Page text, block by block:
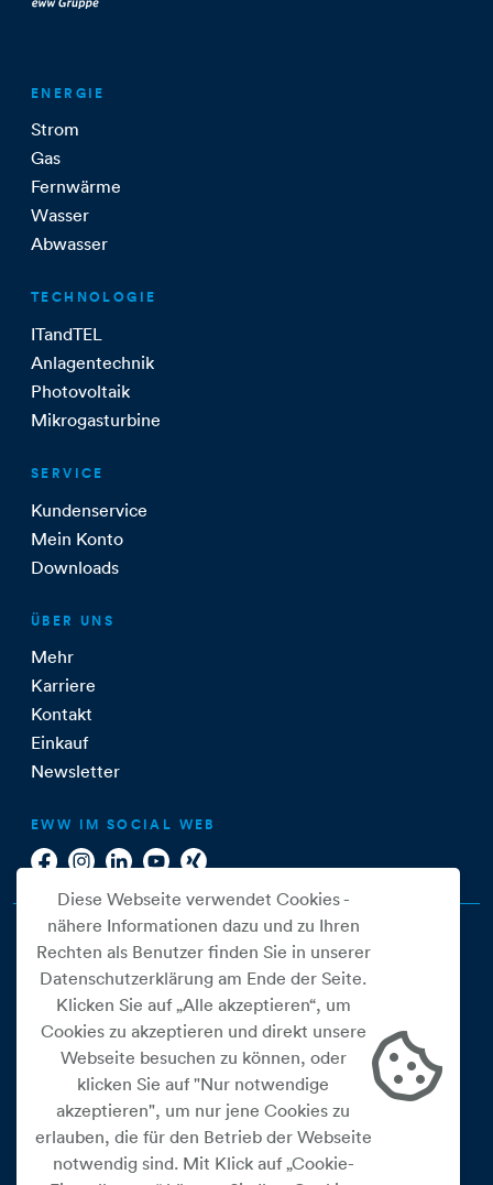
ENERGIE
Strom
Gas
Fernwärme
Wasser
Abwasser
TECHNOLOGIE
ITandTEL
Anlagentechnik
Photovoltaik
Mikrogasturbine
SERVICE
Kundenservice
Mein Konto
Downloads
ÜBER UNS
Mehr
Karriere
Kontakt
Einkauf
Newsletter
EWW IM SOCIAL WEB
Cookie Einstellungen
Datenschutz
Impressum
Diese Webseite verwendet Cookies -
nähere Informationen dazu und zu Ihren
Rechten als Benutzer finden Sie in unserer
Datenschutzerklärung am Ende der Seite.
Klicken Sie auf „Alle akzeptieren“, um
Cookies zu akzeptieren und direkt unsere
Webseite besuchen zu können, oder
klicken Sie auf "Nur notwendige
akzeptieren", um nur jene Cookies zu
erlauben, die für den Betrieb der Webseite
notwendig sind. Mit Klick auf „Cookie-